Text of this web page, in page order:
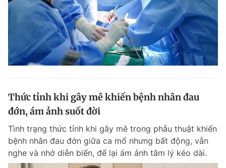
Thức tỉnh khi gây mê khiến bệnh nhân đau
đớn, ám ảnh suốt đời
Tình trạng thức tỉnh khi gây mê trong phẫu thuật khiến
bệnh nhân đau đớn giữa ca mổ nhưng bất động, vẫn
nghe và nhớ diễn biến, để lại ám ảnh tâm lý kéo dài.